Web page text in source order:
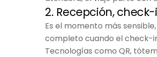
2. Recepción,
Es el momento más
completo cuando el check-
Tecnologías como QR,